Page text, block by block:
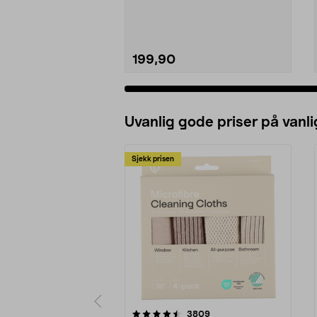
199,90
Uvanlig gode priser på
Sjekk prisen
3809anmeldelser
4.5av 5 stjerner